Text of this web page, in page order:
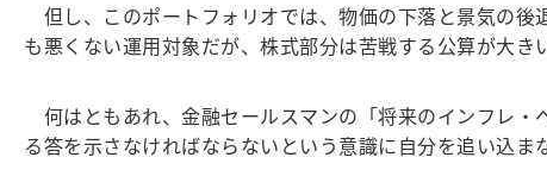
但し、このポートフォリオでは、物価の下落と景気の
も悪くない運用対象だが、株式部分は苦戦する公算が大き
何はともあれ、金融セールスマンの「将来のインフレ・
る答を示さなければならないという意識に自分を追い込